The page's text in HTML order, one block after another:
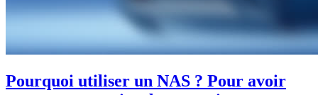
Pourquoi utiliser un NAS ? Pour avoir